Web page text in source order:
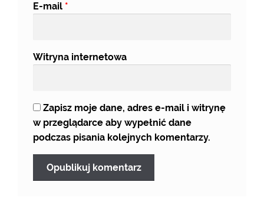
E-mail *
Witryna internetowa
Zapisz moje dane, adres e-mail i witrynę
w przeglądarce aby wypełnić dane
podczas pisania kolejnych komentarzy.